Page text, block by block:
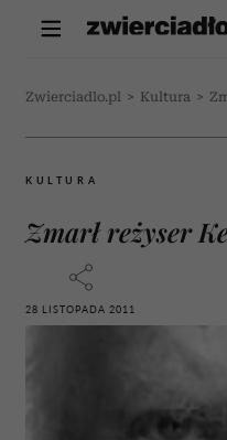
Zwierciadlo.pl > Kultura >
KULTURA
Zmarł reżyser
28 LISTOPADA 2011